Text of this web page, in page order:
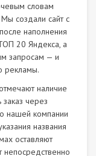
словам
создали сайт с
наполнения
20 Яндекса, а
запросам — и
рекламы.
наличие
заказ через
нашей компании
названия
оставляют
непосредственно